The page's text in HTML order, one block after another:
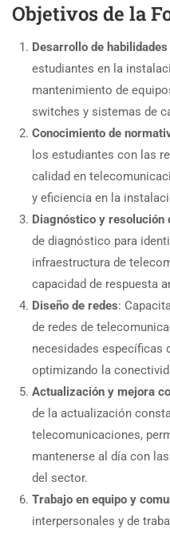
Objetivos de la
Desarrollo de
estudiantes en la
mantenimiento de
switches y sistemas de
Conocimiento de
los estudiantes con las
calidad en
y eficiencia en la
Diagnóstico y resolución
de diagnóstico para
infraestructura de
capacidad de respuesta
Diseño de redes:
de redes de
necesidades específicas
optimizando la
Actualización y mejora
de la actualización
telecomunicaciones,
mantenerse al día con
del sector.
Trabajo en equipo y
interpersonales y de